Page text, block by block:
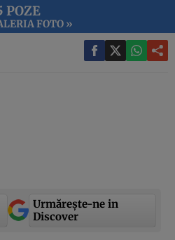
POZE
FOTO »
Urmărește-ne in
Discover